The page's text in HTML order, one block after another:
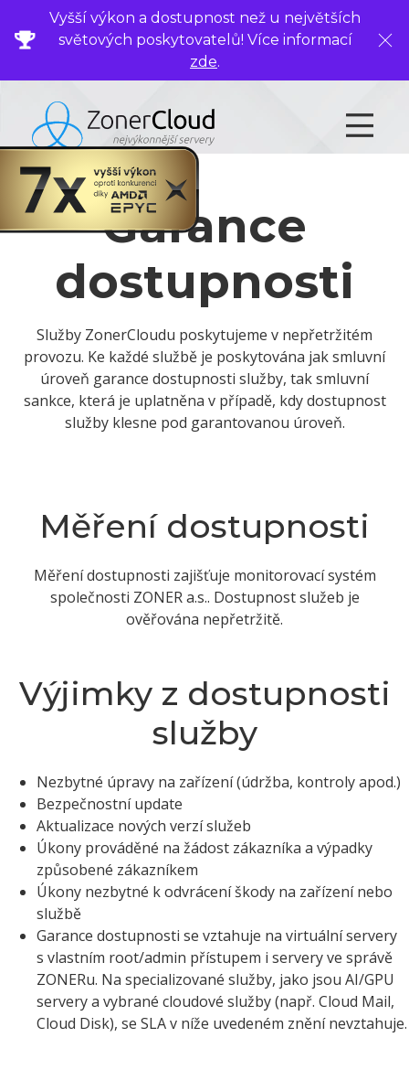
Vyšší výkon a dostupnost než u největších
světových poskytovatelů! Více informací
zde.
Garance
dostupnosti
Služby ZonerCloudu poskytujeme v nepřetržitém
provozu. Ke každé službě je poskytována jak smluvní
úroveň garance dostupnosti služby, tak smluvní
sankce, která je uplatněna v případě, kdy dostupnost
služby klesne pod garantovanou úroveň.
Měření dostupnosti
Měření dostupnosti zajišťuje monitorovací systém
společnosti ZONER a.s.. Dostupnost služeb je
ověřována nepřetržitě.
Výjimky z dostupnosti
služby
Nezbytné úpravy na zařízení (údržba, kontroly apod.)
Bezpečnostní update
Aktualizace nových verzí služeb
Úkony prováděné na žádost zákazníka a výpadky
způsobené zákazníkem
Úkony nezbytné k odvrácení škody na zařízení nebo
službě
Garance dostupnosti se vztahuje na virtuální servery
s vlastním root/admin přístupem i servery ve správě
ZONERu. Na specializované služby, jako jsou AI/GPU
servery a vybrané cloudové služby (např. Cloud Mail,
Cloud Disk), se SLA v níže uvedeném znění nevztahuje.